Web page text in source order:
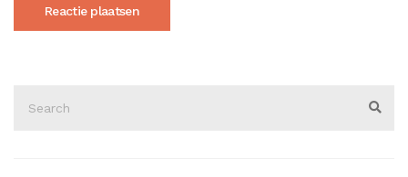
for: